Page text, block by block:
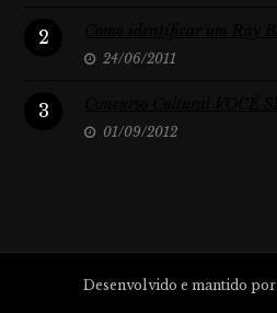
2
24/06/2011
3
01/09/2012
Desenvolvido e mantido por